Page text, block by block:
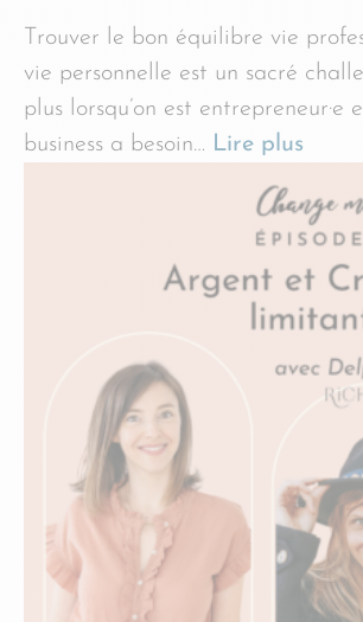
Trouver le bon équilibre vie
vie personnelle est un sacré
plus lorsqu’on est entrepreneur·e
business a besoin… Lire plus